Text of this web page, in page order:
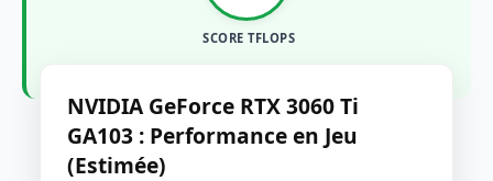
SCORE TFLOPS
NVIDIA GeForce RTX 3060 Ti
GA103 : Performance en Jeu
(Estimée)